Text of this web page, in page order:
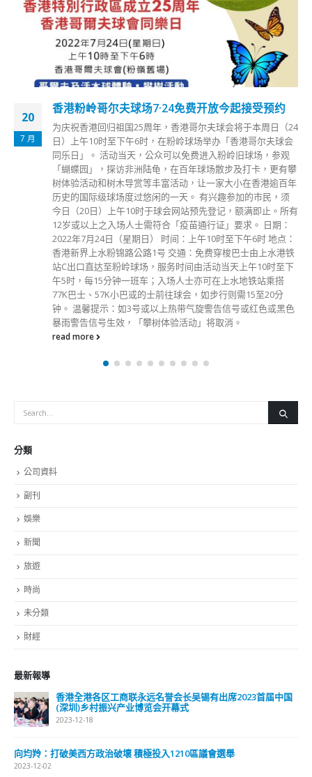
20
7 月
香港粉岭哥尔夫球场7·24免费开放今起接受预约
为庆祝香港回归祖国25周年，香港哥尔夫球会将于本周日（24
日）上午10时至下午6时，在粉岭球场举办「香港哥尔夫球会
同乐日」。 活动当天，公众可以免费进入粉岭旧球场，参观
「蝴蝶园」，探访非洲陆龟，在百年球场散步及打卡，更有攀
树体验活动和树木导赏等丰富活动，让一家大小在香港逾百年
历史的国际级球场度过悠闲的一天。 有兴趣参加的市民，须
今日（20日）上午10时于球会网站预先登记，额满即止。所有
12岁或以上之入场人士需符合「疫苗通行证」要求。 日期：
2022年7月24日（星期日） 时间：上午10时至下午6时 地点：
香港新界上水粉锦路公路1号 交通：免费穿梭巴士由上水港铁
站C出口直达至粉岭球场，服务时间由活动当天上午10时至下
午5时，每15分钟一班车；入场人士亦可在上水地铁站乘搭
77K巴士、57K小巴或的士前往球会，如步行则需15至20分
钟。 温馨提示：如3号或以上热带气旋警告信号或红色或黑色
暴雨警告信号生效，「攀树体验活动」将取消。
read more
分類
公司資料
副刊
娛樂
新聞
旅遊
時尚
未分類
財經
最新報導
香港全港各区工商联永远名誉会长吴锡有出席2023首届中国
(深圳)乡村振兴产业博览会开幕式
2023-12-18
向均羚：打破美西方政治破壞 積極投入1210區議會選舉
2023-12-02